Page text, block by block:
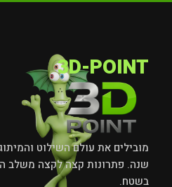
3D-POINT
שנה. פתרונות קצה לקצה משלב
בשטח.